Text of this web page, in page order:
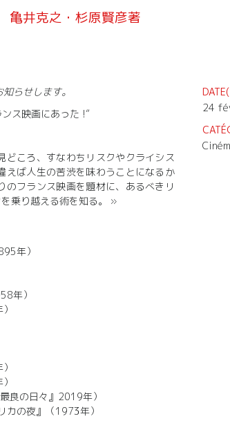
亀井克之・杉原賢彦著
らせします。
ス映画にあった !”
どころ、すなわちリスクやクライシス
えば人生の苦渋を味わうことになるか
のフランス映画を題材に、あるべきリ
乗り越える術を知る。 »
年）
年）
良の日々』2019年）
カの夜』（1973年）
24